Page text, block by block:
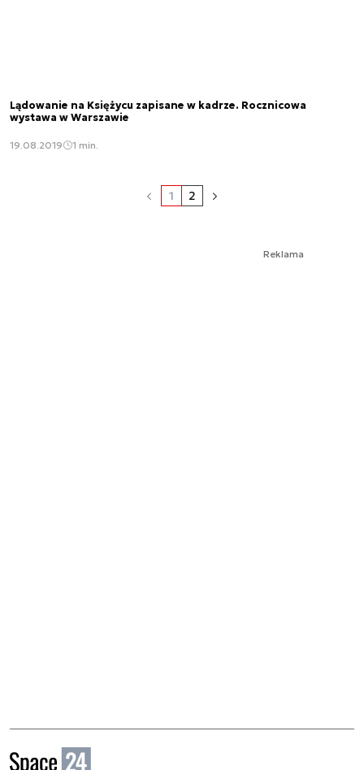
Lądowanie na Księżycu zapisane w kadrze. Rocznicowa
wystawa w Warszawie
19.08.2019 1 min.
1 2
Reklama